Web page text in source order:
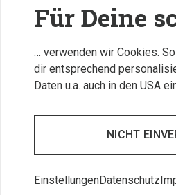
Bike-Experte
egal wie ruppig der Trail wird.“
Für Deine
… verwenden wir Cookies.
dir entsprechend
Daten u.a. auch in den USA
NICHT
EinstellungenDatenschutz